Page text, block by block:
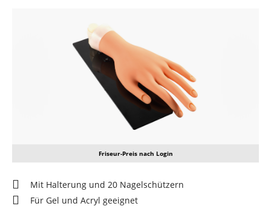
Friseur-Preis nach Login
Mit Halterung und 20 Nagelschützern
Für Gel und Acryl geeignet